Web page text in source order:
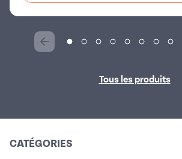
Tous les produits
CATÉGORIES